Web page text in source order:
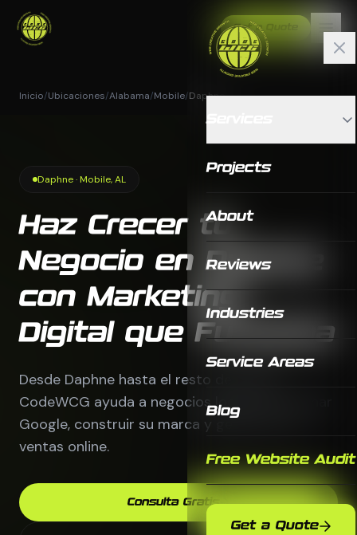
Get a Quote
Projects
About
Reviews
Industries
Service Areas
Blog
Free Website Audit
Get a Quote
Inicio/Ubicaciones/Alabama/Mobile/Daphne
Daphne · Mobile, AL
Haz Crecer tu
Negocio en Daphne
con Marketing
Digital que Funciona
Desde Daphne hasta el resto de Mobile,
CodeWCG ayuda a negocios locales a dominar
Google, construir su marca y generar mas
ventas online.
Consulta Gratis